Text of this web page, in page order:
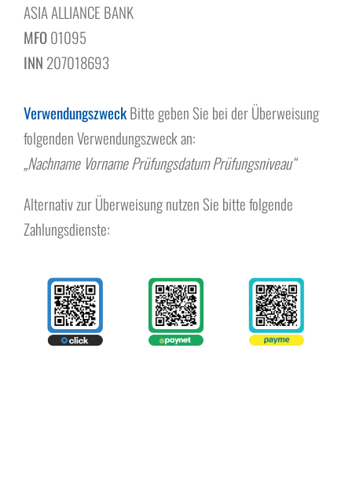
ASIA ALLIANCE BANK
MFO01095
INN 207018693
VerwendungszweckBitte geben Sie bei der Überweisung
folgenden Verwendungszweck an:
„Nachname Vorname Prüfungsdatum Prüfungsniveau“
Alternativ zur Überweisung nutzen Sie bitte folgende
Zahlungsdienste: